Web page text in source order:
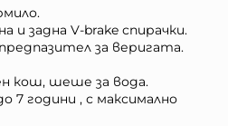
и задна V-brake спирачки.
за веригата.
кош, шеше за вода.
7 години , с максимално